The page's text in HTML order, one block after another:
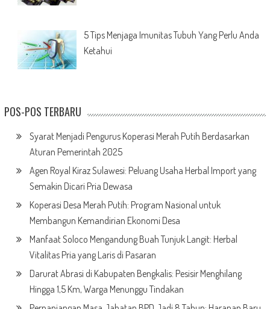
5 Tips Menjaga Imunitas Tubuh Yang Perlu Anda
Ketahui
POS-POS TERBARU
Syarat Menjadi Pengurus Koperasi Merah Putih Berdasarkan
Aturan Pemerintah 2025
Agen Royal Kiraz Sulawesi: Peluang Usaha Herbal Import yang
Semakin Dicari Pria Dewasa
Koperasi Desa Merah Putih: Program Nasional untuk
Membangun Kemandirian Ekonomi Desa
Manfaat Soloco Mengandung Buah Tunjuk Langit: Herbal
Vitalitas Pria yang Laris di Pasaran
Darurat Abrasi di Kabupaten Bengkalis: Pesisir Menghilang
Hingga 1,5 Km, Warga Menunggu Tindakan